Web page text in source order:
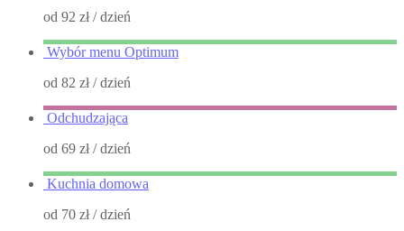
od 92 zł/ dzień
Wybór menu Optimum
od 82 zł/ dzień
Odchudzająca
od 69 zł/ dzień
Kuchnia domowa
od 70 zł/ dzień